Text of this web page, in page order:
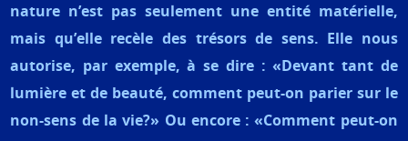
nature n’est pas seulement une entité matérielle,
mais qu’elle recèle des trésors de sens. Elle nous
autorise, par exemple, à se dire : «Devant tant de
lumière et de beauté, comment peut-on parier sur le
non-sens de la vie?» Ou encore : «Comment peut-on